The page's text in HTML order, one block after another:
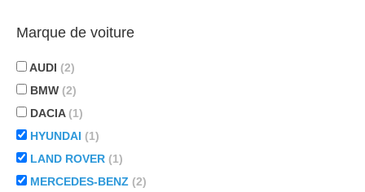
Marque de voiture
AUDI (2)
BMW (2)
DACIA (1)
HYUNDAI (1)
LAND ROVER (1)
MERCEDES-BENZ (2)